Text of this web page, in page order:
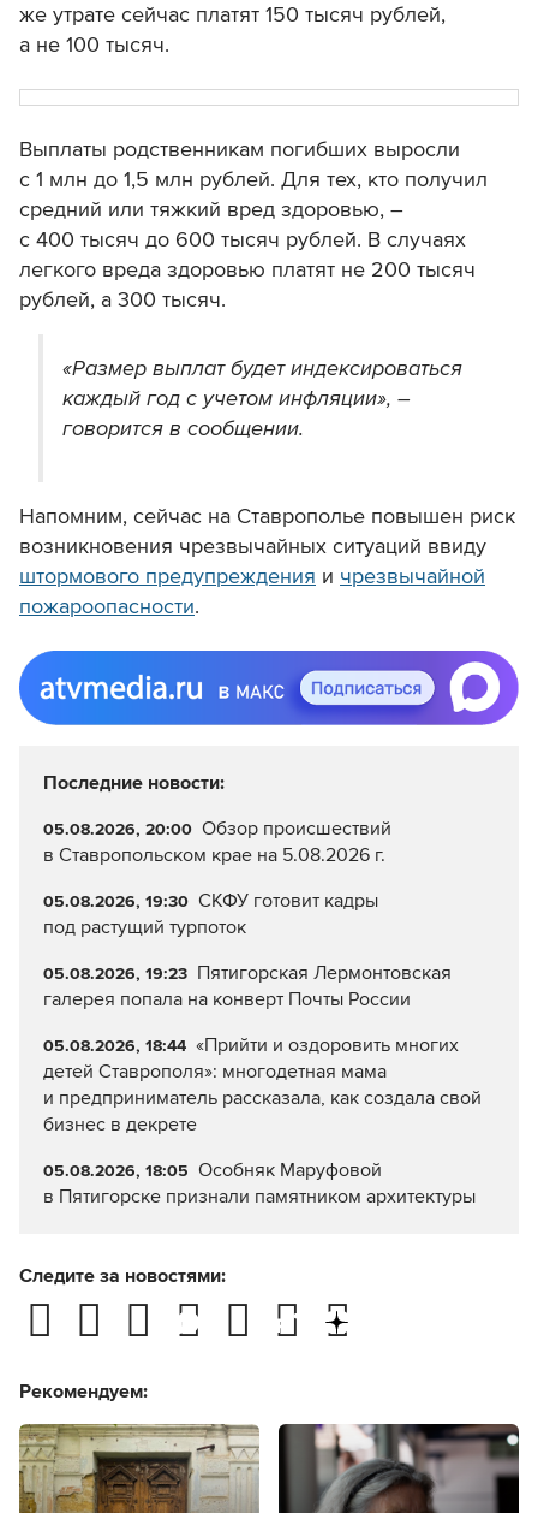
же утрате сейчас платят 150 тысяч рублей,
а не 100 тысяч.
Выплаты родственникам погибших выросли
с 1 млн до 1,5 млн рублей. Для тех, кто получил
средний или тяжкий вред здоровью, –
с 400 тысяч до 600 тысяч рублей. В случаях
легкого вреда здоровью платят не 200 тысяч
рублей, а 300 тысяч.
«Размер выплат будет индексироваться
каждый год с учетом инфляции», –
говорится в сообщении.
Напомним, сейчас на Ставрополье повышен риск
возникновения чрезвычайных ситуаций ввиду
штормового предупреждения и чрезвычайной
пожароопасности.
Последние новости:
05.08.2026, 20:00 Обзор происшествий
в Ставропольском крае на 5.08.2026 г.
05.08.2026, 19:30 СКФУ готовит кадры
под растущий турпоток
05.08.2026, 19:23 Пятигорская Лермонтовская
галерея попала на конверт Почты России
05.08.2026, 18:44 «Прийти и оздоровить многих
детей Ставрополя»: многодетная мама
и предприниматель рассказала, как создала свой
бизнес в декрете
05.08.2026, 18:05 Особняк Маруфовой
в Пятигорске признали памятником архитектуры
Следите за новостями:
Рекомендуем: